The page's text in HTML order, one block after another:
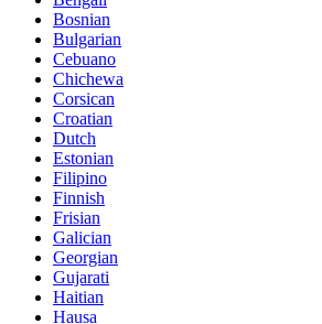
Bosnian
Bulgarian
Cebuano
Chichewa
Corsican
Croatian
Dutch
Estonian
Filipino
Finnish
Frisian
Galician
Georgian
Gujarati
Haitian
Hausa